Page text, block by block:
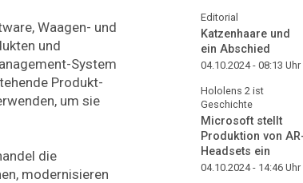
Waagen- und
und
System
Produkt­
um sie
die
modernisieren
Editorial
Katzenhaare und
ein Abschied
04.10.2024 - 08:13 Uhr
Hololens 2 ist
Geschichte
Microsoft stellt
Produktion von
Headsets ein
04.10.2024 - 14:46 Uhr